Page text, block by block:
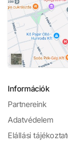
Információk
Partnereink
Adatvédelem
Elállási